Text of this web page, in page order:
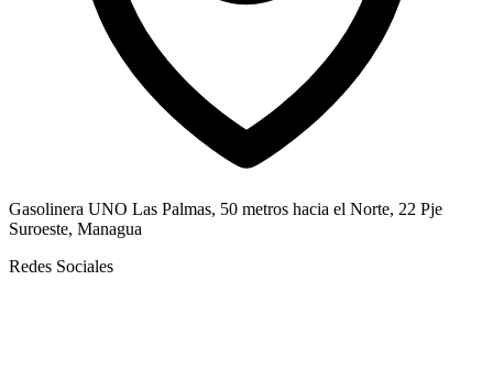
Gasolinera UNO Las Palmas, 50 metros hacia el Norte, 22 Pje
Suroeste, Managua
Redes Sociales